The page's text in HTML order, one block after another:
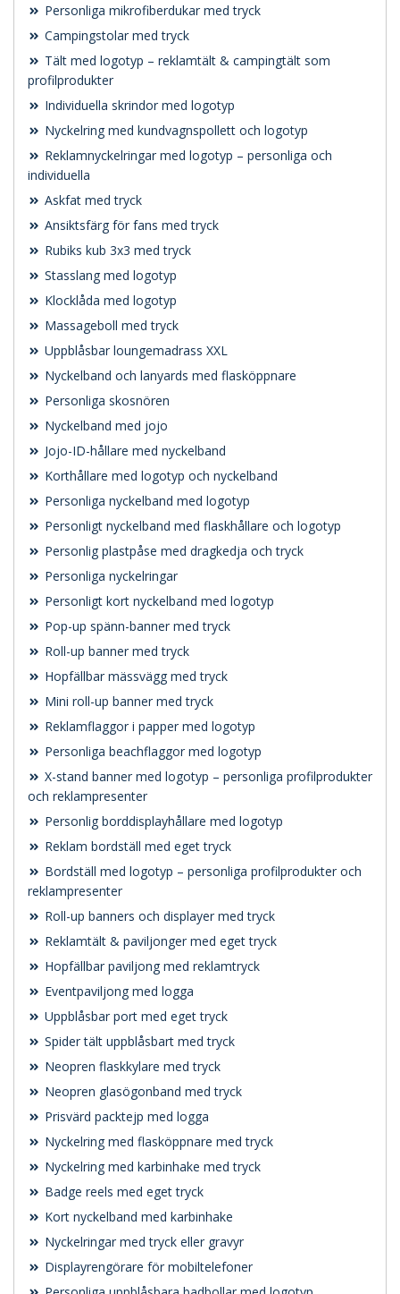
Personliga mikrofiberdukar med tryck
Campingstolar med tryck
Tält med logotyp – reklamtält & campingtält som
profilprodukter
Individuella skrindor med logotyp
Nyckelring med kundvagnspollett och logotyp
Reklamnyckelringar med logotyp – personliga och
individuella
Askfat med tryck
Ansiktsfärg för fans med tryck
Rubiks kub 3x3 med tryck
Stasslang med logotyp
Klocklåda med logotyp
Massageboll med tryck
Uppblåsbar loungemadrass XXL
Nyckelband och lanyards med flasköppnare
Personliga skosnören
Nyckelband med jojo
Jojo-ID-hållare med nyckelband
Korthållare med logotyp och nyckelband
Personliga nyckelband med logotyp
Personligt nyckelband med flaskhållare och logotyp
Personlig plastpåse med dragkedja och tryck
Personliga nyckelringar
Personligt kort nyckelband med logotyp
Pop-up spänn-banner med tryck
Roll-up banner med tryck
Hopfällbar mässvägg med tryck
Mini roll-up banner med tryck
Reklamflaggor i papper med logotyp
Personliga beachflaggor med logotyp
X-stand banner med logotyp – personliga profilprodukter
och reklampresenter
Personlig borddisplayhållare med logotyp
Reklam bordställ med eget tryck
Bordställ med logotyp – personliga profilprodukter och
reklampresenter
Roll-up banners och displayer med tryck
Reklamtält & paviljonger med eget tryck
Hopfällbar paviljong med reklamtryck
Eventpaviljong med logga
Uppblåsbar port med eget tryck
Spider tält uppblåsbart med tryck
Neopren flaskkylare med tryck
Neopren glasögonband med tryck
Prisvärd packtejp med logga
Nyckelring med flasköppnare med tryck
Nyckelring med karbinhake med tryck
Badge reels med eget tryck
Kort nyckelband med karbinhake
Nyckelringar med tryck eller gravyr
Displayrengörare för mobiltelefoner